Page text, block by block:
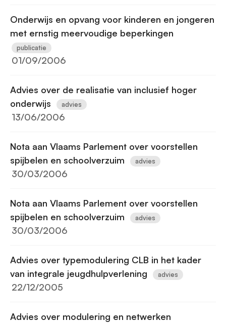
Onderwijs en opvang voor kinderen en jongeren
met ernstig meervoudige beperkingen
publicatie
01/09/2006
Advies over de realisatie van inclusief hoger
onderwijs
advies
13/06/2006
Nota aan Vlaams Parlement over voorstellen
spijbelen en schoolverzuim
advies
30/03/2006
Nota aan Vlaams Parlement over voorstellen
spijbelen en schoolverzuim
advies
30/03/2006
Advies over typemodulering CLB in het kader
van integrale jeugdhulpverlening
advies
22/12/2005
Advies over modulering en netwerken